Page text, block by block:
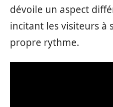
dévoile un aspect
incitant les visiteurs à
propre rythme.